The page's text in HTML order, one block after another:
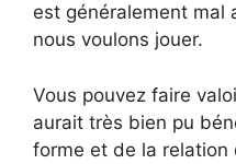
est généralement mal
nous voulons jouer.
Vous pouvez faire
aurait très bien pu
forme et de la relation